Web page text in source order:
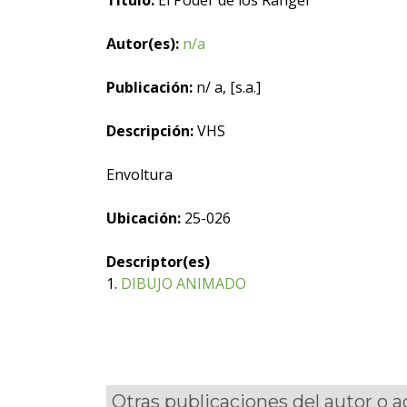
Autor(es): n/a
Publicación: n/ a, [s.a.]
Descripción:VHS
Envoltura
Ubicación: 25-026
Descriptor(es)
1. DIBUJO ANIMADO
Otras publicaciones del autor o